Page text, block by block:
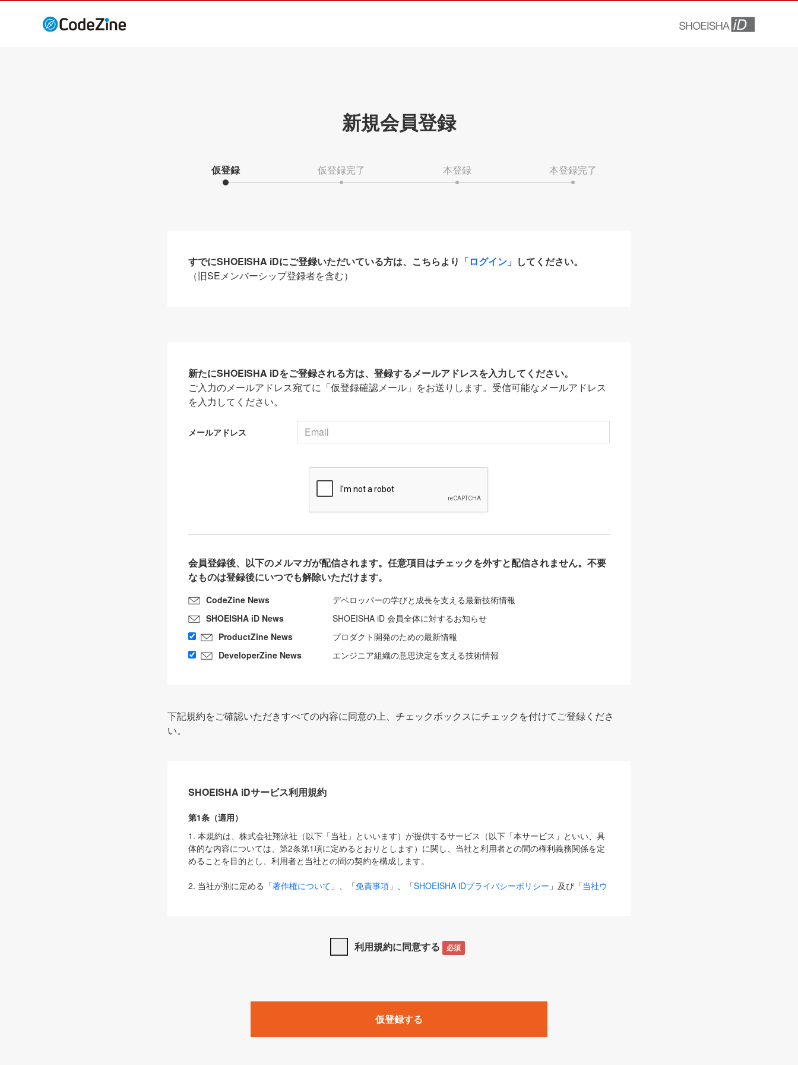
新規会員登録
仮登録 仮登録完了 本登録 本登録完了
すでにSHOEISHA iDにご登録いただいている方は、こちらより 「ログイン」 してください。
（旧SEメンバーシップ登録者を含む）
新たにSHOEISHA iDをご登録される方は、登録するメールアドレスを入力してください。
ご入力のメールアドレス宛てに「仮登録確認メール」をお送りします。受信可能なメールアドレス
を入力してください。
メールアドレス
会員登録後、以下のメルマガが配信されます。任意項目はチェックを外すと配信されません。不要
なものは登録後にいつでも解除いただけます。
CodeZine News
デベロッパーの学びと成長を支える最新技術情報
SHOEISHA iD News
SHOEISHA iD 会員全体に対するお知らせ
ProductZine News
プロダクト開発のための最新情報
DeveloperZine News
エンジニア組織の意思決定を支える技術情報
下記規約をご確認いただきすべての内容に同意の上、チェックボックスにチェックを付けてご登録くださ
い。
SHOEISHA iDサービス利用規約
第1条（適用）
1. 本規約は、株式会社翔泳社（以下「当社」といいます）が提供するサービス（以下「本サービス」といい、具
体的な内容については、第2条第1項に定めるとおりとします）に関し、当社と利用者との間の権利義務関係を定
めることを目的とし、利用者と当社との間の契約を構成します。
2. 当社が別に定める「著作権について 」、「免責事項 」、「SHOEISHA iDプライバシーポリシー 」及び「当社ウ
は、本規約の規定が優先して適用されるものとします。
1. 「本サービス」とは、当社が提供する以下のサービス（名称や内容が変更された場合、変更後のサービスを含
みます）及びこれらサービスに関連して当社が実施するイベントやキャンペーンをいいます。
「SEBook」「SEShop」「CodeZine」「MarkeZine」「EnterpriseZine」「ECzine」「Biz/Zine」「HRzine」
利用規約に同意する 必須
仮登録する